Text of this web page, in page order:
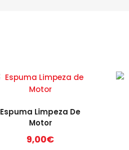
Espuma Limpeza De
Motor
9,00€